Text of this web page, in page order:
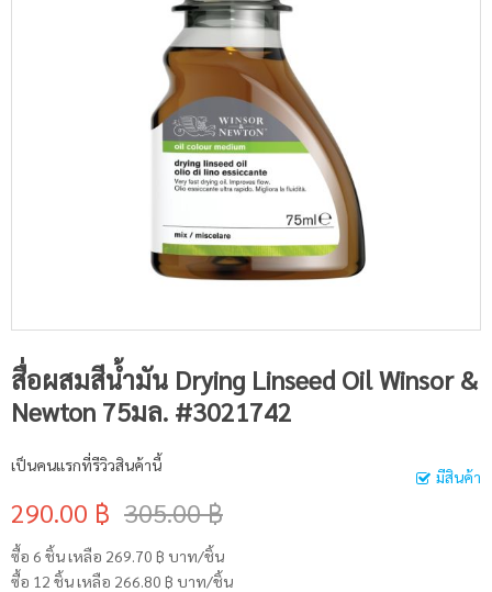
สื่อผสมสีน้ำมัน Drying Linseed Oil Winsor &
Newton 75มล. #3021742
มีสินค้า
เป็นคนแรกที่รีวิวสินค้านี้
290.00 ฿ 305.00 ฿
ซื้อ 6 ชิ้น เหลือ 269.70 ฿ บาท/ชิ้น
ซื้อ 12 ชิ้น เหลือ 266.80 ฿ บาท/ชิ้น